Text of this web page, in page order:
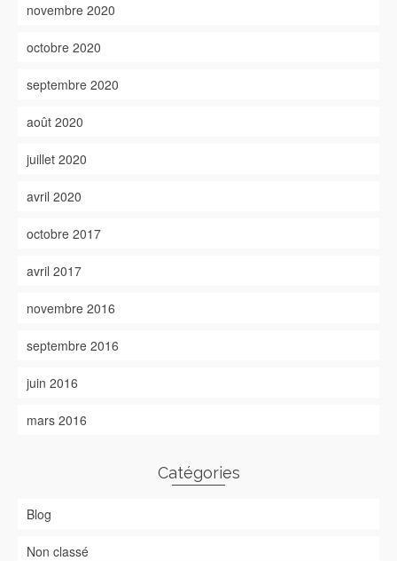
novembre 2020
octobre 2020
septembre 2020
août 2020
juillet 2020
avril 2020
octobre 2017
avril 2017
novembre 2016
septembre 2016
juin 2016
mars 2016
Catégories
Blog
Non classé